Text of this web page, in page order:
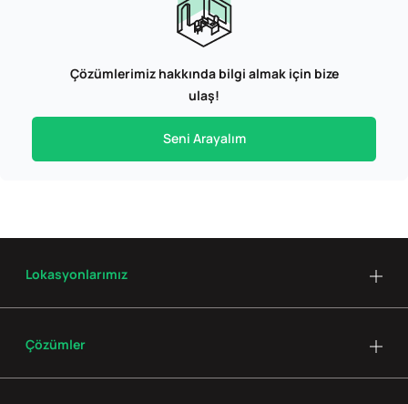
Çözümlerimiz hakkında bilgi almak için bize
ulaş!
Seni Arayalım
Lokasyonlarımız
Çözümler